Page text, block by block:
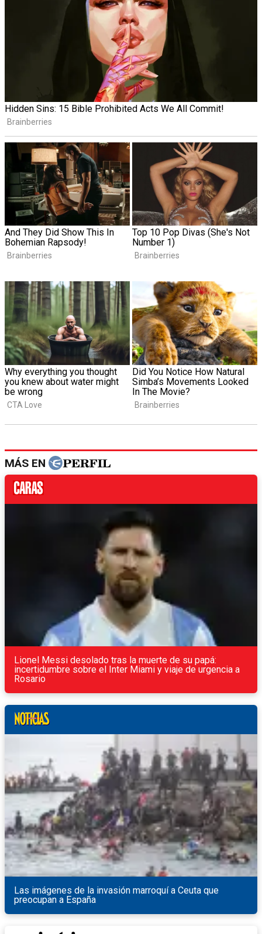
MÁS EN
Lionel Messi desolado tras la muerte de su papá:
incertidumbre sobre el Inter Miami y viaje de urgencia a
Rosario
Las imágenes de la invasión marroquí a Ceuta que
preocupan a España